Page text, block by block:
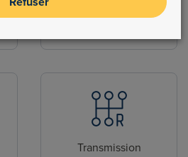
Transmission